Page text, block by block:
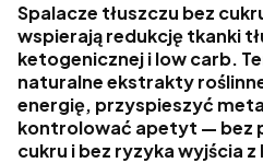
Spalacze tłuszczu bez
wspierają redukcję tkanki
ketogenicznej i low carb.
naturalne ekstrakty
energię, przyspieszyć
kontrolować apetyt — bez
cukru i bez ryzyka wyjścia